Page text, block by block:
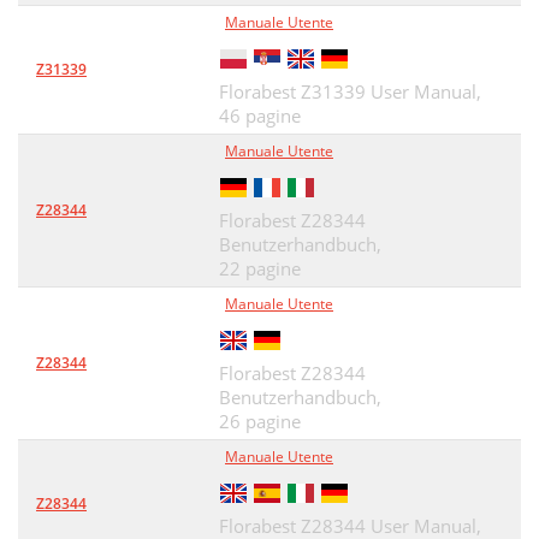
Z31339
Manuale Utente
Florabest Z31339 User Manual,
46 pagine
Z28344
Manuale Utente
Florabest Z28344
Benutzerhandbuch,
22 pagine
Z28344
Manuale Utente
Florabest Z28344
Benutzerhandbuch,
26 pagine
Z28344
Manuale Utente
Florabest Z28344 User Manual,